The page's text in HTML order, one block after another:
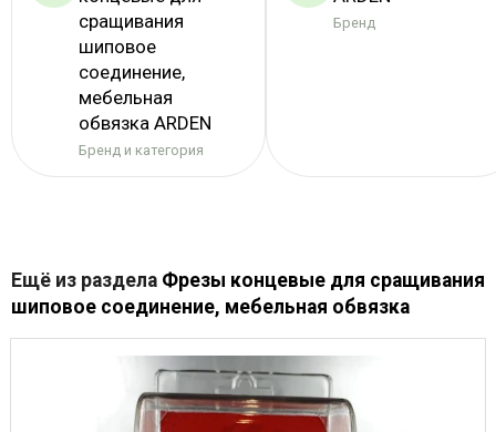
сращивания
шиповое
соединение,
мебельная
обвязка ARDEN
Бренд и категория
Бренд
Ещё из раздела Фрезы концевые для сращивания
шиповое соединение, мебельная обвязка